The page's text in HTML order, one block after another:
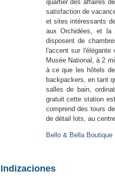
quartier des affaires
satisfaction de
et sites intéressants
aux Orchidées, et la
disposent de
l'accent sur
Musée National, à 2
à ce que les hôtels
backpackers, en tant
salles de bain,
gratuit cette station
comprend des tours
de détail lots, au
Bello & Bella Boutique
Indizaciones